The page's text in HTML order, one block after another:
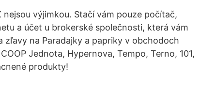
nejsou výjimkou. Stačí vám pouze počítač,
a účet u brokerské společnosti, která vám
zľavy na Paradajky a papriky v obchodoch
Jednota, Hypernova, Tempo, Terno, 101,
produkty!